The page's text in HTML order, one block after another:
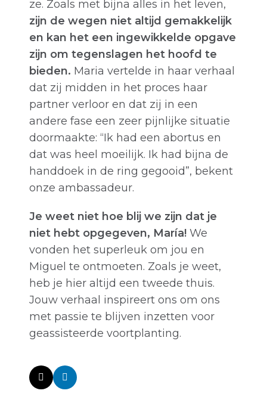
ze. Zoals met bijna alles in het leven,
zijn de wegen niet altijd gemakkelijk
en kan het een ingewikkelde opgave
zijn om tegenslagen het hoofd te
bieden. Maria vertelde in haar verhaal
dat zij midden in het proces haar
partner verloor en dat zij in een
andere fase een zeer pijnlijke situatie
doormaakte: “Ik had een abortus en
dat was heel moeilijk. Ik had bijna de
handdoek in de ring gegooid”, bekent
onze ambassadeur.
Je weet niet hoe blij we zijn dat je
niet hebt opgegeven, María! We
vonden het superleuk om jou en
Miguel te ontmoeten. Zoals je weet,
heb je hier altijd een tweede thuis.
Jouw verhaal inspireert ons om ons
met passie te blijven inzetten voor
geassisteerde voortplanting.